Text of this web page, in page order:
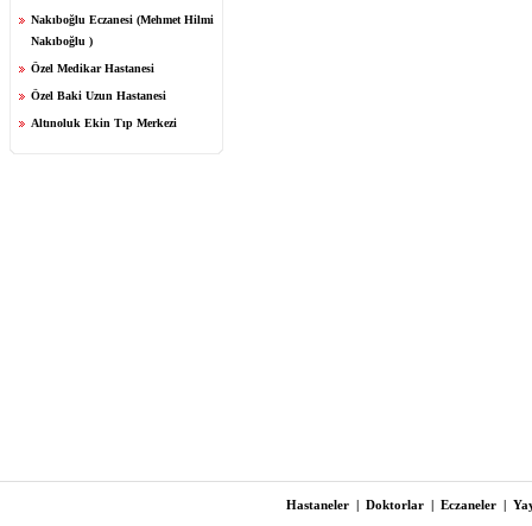
Nakıboğlu Eczanesi (Mehmet Hilmi
Nakıboğlu )
Özel Medikar Hastanesi
Özel Baki Uzun Hastanesi
Altınoluk Ekin Tıp Merkezi
Hastaneler | Doktorlar | Eczaneler |